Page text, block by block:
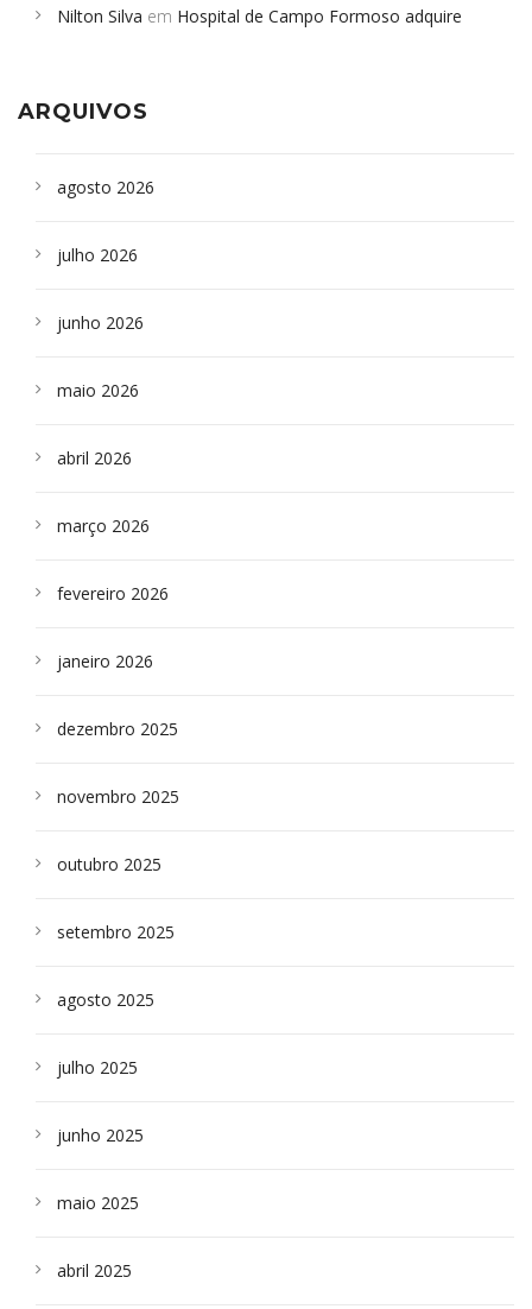
Campoformosenses que morreram em desabamentos são
Nilton Silva em Hospital de Campo Formoso adquire
ARQUIVOS
agosto 2026
julho 2026
junho 2026
maio 2026
abril 2026
março 2026
fevereiro 2026
janeiro 2026
dezembro 2025
novembro 2025
outubro 2025
setembro 2025
agosto 2025
julho 2025
junho 2025
maio 2025
abril 2025